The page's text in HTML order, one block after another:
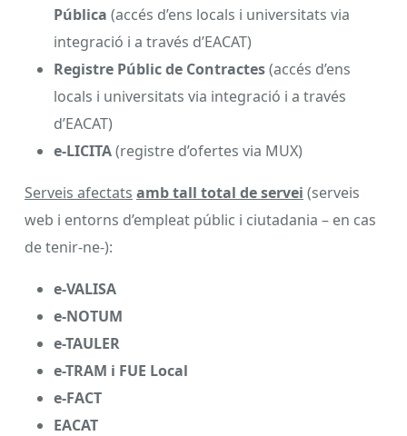
Pública (accés d’ens locals i universitats via
integració i a través d’EACAT)
Registre Públic de Contractes(accés d’ens
locals i universitats via integració i a través
d’EACAT)
e-LICITA(registre d’ofertes via MUX)
Serveis afectats amb tall total de servei (serveis
web i entorns d’empleat públic i ciutadania – en cas
de tenir-ne-):
e-VALISA
e-NOTUM
e-TAULER
e-TRAM i FUE Local
e-FACT
EACAT